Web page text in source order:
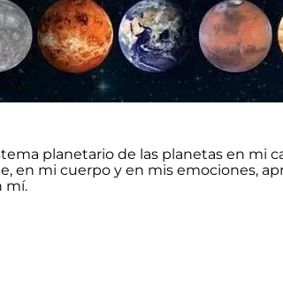
planetario de las planetas en mi
en mi cuerpo y en mis emociones,
mí.